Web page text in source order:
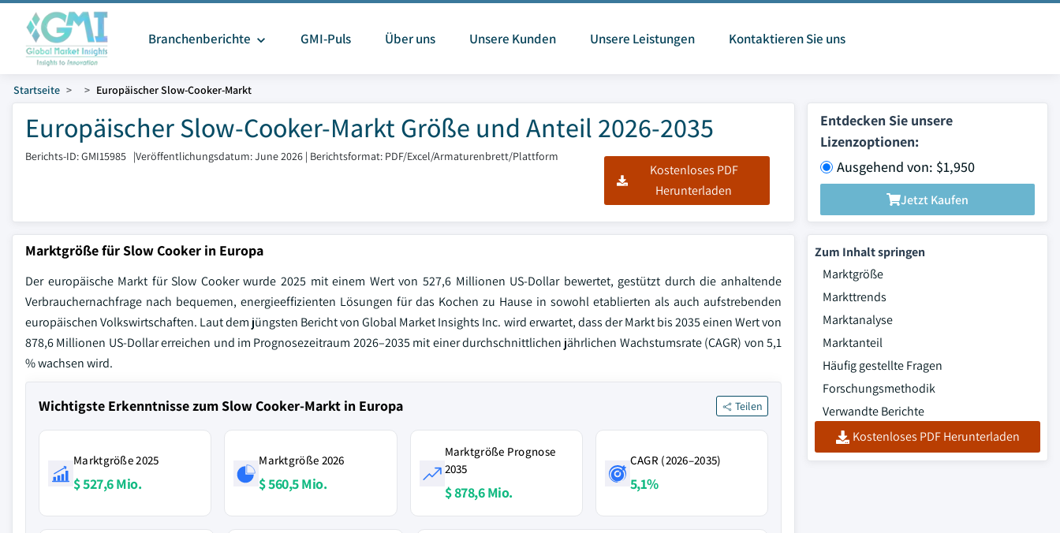
Branchenberichte GMI-Puls Über uns Unsere Kunden Unsere Leistungen Kontaktieren Sie uns
Startseite Europäischer Slow-Cooker-Markt
Europäischer Slow-Cooker-Markt Größe und Anteil 2026-2035
Berichts-ID: GMI15985 |Veröffentlichungsdatum: June 2026 | Berichtsformat: PDF/Excel/Armaturenbrett/Plattform
Kostenloses PDF
Herunterladen
Entdecken Sie unsere
Lizenzoptionen:
Ausgehend von: $1,950
Jetzt Kaufen
Marktgröße für Slow Cooker in Europa
Der europäische Markt für Slow Cooker wurde 2025 mit einem Wert von 527,6 Millionen US-Dollar bewertet, gestützt durch die anhaltende
Verbrauchernachfrage nach bequemen, energieeffizienten Lösungen für das Kochen zu Hause in sowohl etablierten als auch aufstrebenden
europäischen Volkswirtschaften. Laut dem jüngsten Bericht von Global Market Insights Inc. wird erwartet, dass der Markt bis 2035 einen Wert von
878,6 Millionen US-Dollar erreichen und im Prognosezeitraum 2026–2035 mit einer durchschnittlichen jährlichen Wachstumsrate (CAGR) von 5,1
% wachsen wird.
Wichtigste Erkenntnisse zum Slow Cooker-Markt in Europa Teilen
Marktgröße 2025
$ 527,6 Mio.
Marktgröße 2026
$ 560,5 Mio.
Marktgröße Prognose
2035
$ 878,6 Mio.
CAGR (2026–2035)
5,1%
Zum Inhalt springen
Marktgröße
Markttrends
Marktanalyse
Marktanteil
Häufig gestellte Fragen
Forschungsmethodik
Verwandte Berichte
Kostenloses PDF Herunterladen